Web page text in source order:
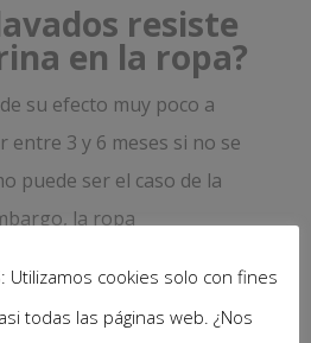
resiste
en la ropa?
su efecto muy poco a
entre 3 y 6 meses si no se
puede ser el caso de la
la ropa
si es a máquina, 1 o 2. Por
Utilizamos cookies solo con fines
todas las páginas web. ¿Nos